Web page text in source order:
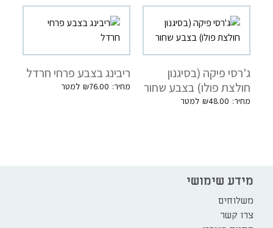
ג'רסי פיקה (בסיגנון
חולצת פולו) בצבע שחור
₪48.00
ריבינג בצבע פרחי חרדל
₪76.00
מידע שימושי
משלוחים
צרו קשר